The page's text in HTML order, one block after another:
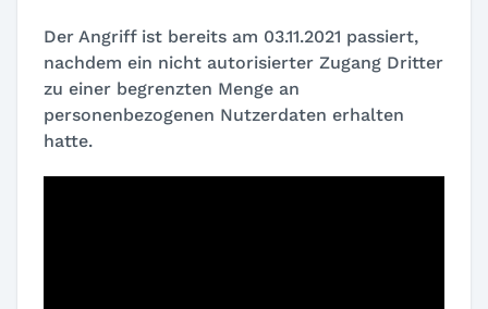
Der Angriff ist bereits am 03.11.2021 passiert,
nachdem ein nicht autorisierter Zugang Dritter
zu einer begrenzten Menge an
personenbezogenen Nutzerdaten erhalten
hatte.